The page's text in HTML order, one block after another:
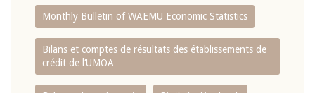
Monthly Bulletin of WAEMU Economic Statistics
Bilans et comptes de résultats des établissements de
crédit de l‘UMOA